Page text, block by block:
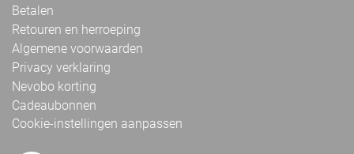
Betalen
Retouren en herroeping
Algemene voorwaarden
Privacy verklaring
Nevobo korting
Cadeaubonnen
Cookie-instellingen aanpassen